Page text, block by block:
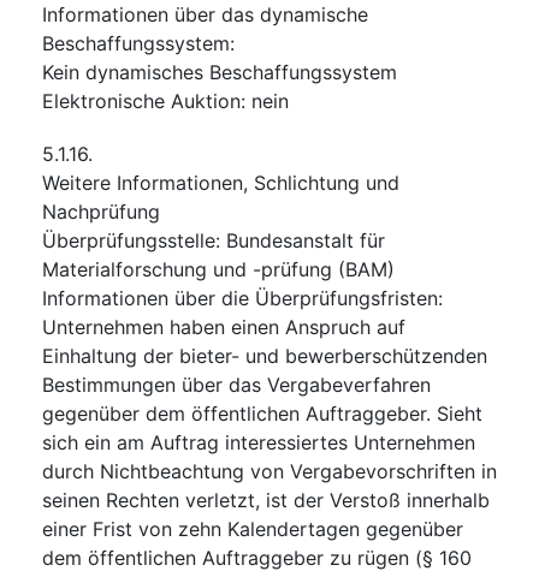
Informationen über das dynamische
Beschaffungssystem:
Kein dynamisches Beschaffungssystem
Elektronische Auktion: nein
5.1.16.
Weitere Informationen, Schlichtung und
Nachprüfung
Überprüfungsstelle: Bundesanstalt für
Materialforschung und -prüfung (BAM)
Informationen über die Überprüfungsfristen:
Unternehmen haben einen Anspruch auf
Einhaltung der bieter- und bewerberschützenden
Bestimmungen über das Vergabeverfahren
gegenüber dem öffentlichen Auftraggeber. Sieht
sich ein am Auftrag interessiertes Unternehmen
durch Nichtbeachtung von Vergabevorschriften in
seinen Rechten verletzt, ist der Verstoß innerhalb
einer Frist von zehn Kalendertagen gegenüber
dem öffentlichen Auftraggeber zu rügen (§ 160